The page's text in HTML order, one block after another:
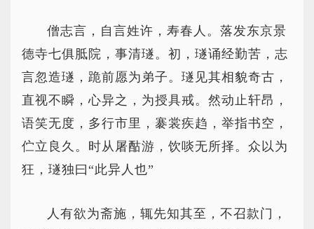
僧志言，自言姓许，寿春人。落发东京景
德寺七俱胝院，事清璲。初，璲诵经勤苦，志
言忽造璲，跪前愿为弟子。璲见其相貌奇古，
直视不瞬，心异之，为授具戒。然动止轩昂，
语笑无度，多行市里，褰裳疾趋，举指书空，
伫立良久。时从屠酤游，饮啖无所择。众以为
狂，璲独曰“此异人也”
人有欲为斋施，辄先知其至，不召款门，